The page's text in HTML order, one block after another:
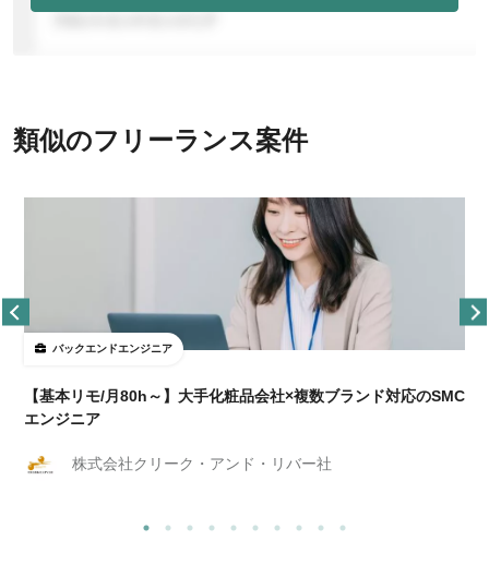
類似のフリーランス案件
バックエンドエンジニア
【基本リモ/月80h～】大手化粧品会社×複数ブランド対応のSMC
エンジニア
株式会社クリーク・アンド・リバー社